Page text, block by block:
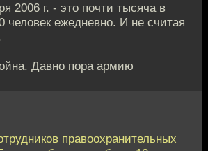
2006 г. - это почти тысяча в
ежедневно. И не считая
Давно пора армию
правоохранительных